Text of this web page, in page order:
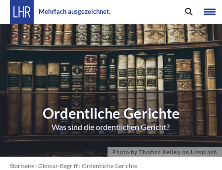
Mehrfach ausgezeichnet.
Ordentliche Gerichte
Was sind die ordentlichen Gericht?
Startseite › Glossar-Begriff › Ordentliche Gerichte